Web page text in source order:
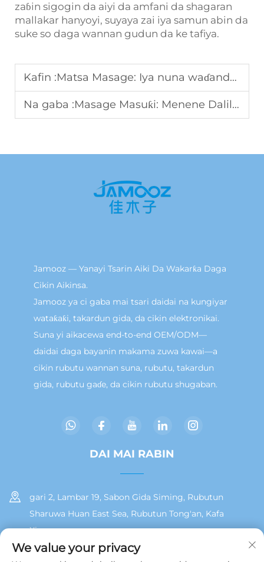
zaɓin sigogin da aiyi da amfani da shagaran
mallakar hanyoyi, suyaya zai iya samun abin da
suke so daga wannan gudun da ke tafiya.
Kafin :Matsa Masage: Iya nuna waɗanda suya kiyaye wajen wannan nau'in asibiti
Na gaba :Masage Masuƙi: Menene Dalilin Da Suke Tsere B2B A Ciki Na Internet
Jamooz — Yanayi Tsarin Aiki Da Wakarƙa Daga
Cikin Aikinsa.
Jamooz ya ci gaba mai tsari daidai na kungiyar
wataƙaƙi, takardun gida, da cikin elektronikai.
Suna yi aikacewa end-to-end OEM/ODM—
daidai daga bayanin makama zuwa kawai—a
cikin rubutu wannan suna, rubutu, takardun
gida, rubutu gaɗe, da cikin rubutu shugaban.
DAI MAI RABIN
gari 2, Lambar 19, Sabon Gida Siming, Rubutun
Sharuwa Huan East Sea, Rubutun Tong'an, Kafa
Xiamen
+86 13215929911
We value your privacy